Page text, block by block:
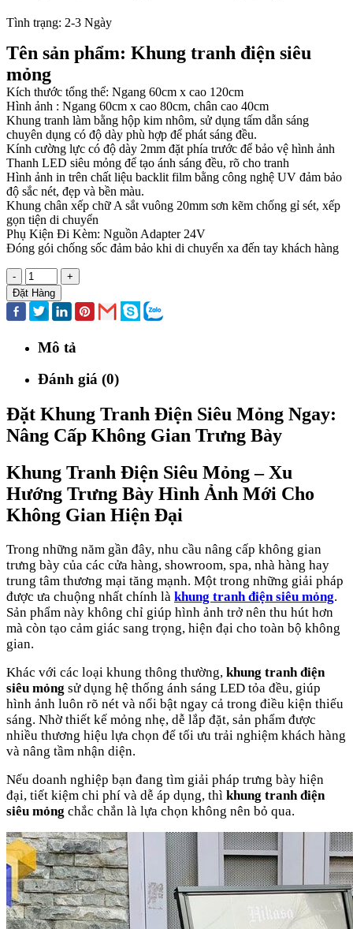
Tình trạng: 2-3 Ngày
Tên sản phẩm: Khung tranh điện siêu
mỏng
Kích thước tổng thể: Ngang 60cm x cao 120cm
Hình ảnh : Ngang 60cm x cao 80cm, chân cao 40cm
Khung tranh làm bằng hộp kim nhôm, sử dụng tấm dẫn sáng
chuyên dụng có độ dày phù hợp để phát sáng đều.
Kính cường lực có độ dày 2mm đặt phía trước để bảo vệ hình ảnh
Thanh LED siêu mỏng để tạo ánh sáng đều, rõ cho tranh
Hình ảnh in trên chất liệu backlit film bằng công nghệ UV đảm bảo
độ sắc nét, đẹp và bền màu.
Khung chân xếp chữ A sắt vuông 20mm sơn kẽm chống gỉ sét, xếp
gọn tiện di chuyển
Phụ Kiện Đi Kèm: Nguồn Adapter 24V
Đóng gói chống sốc đảm bảo khi di chuyển xa đến tay khách hàng
-
+
Đặt Hàng
Mô tả
Đánh giá (0)
Đặt Khung Tranh Điện Siêu Mỏng Ngay:
Nâng Cấp Không Gian Trưng Bày
Khung Tranh Điện Siêu Mỏng – Xu
Hướng Trưng Bày Hình Ảnh Mới Cho
Không Gian Hiện Đại
Trong những năm gần đây, nhu cầu nâng cấp không gian
trưng bày của các cửa hàng, showroom, spa, nhà hàng hay
trung tâm thương mại tăng mạnh. Một trong những giải pháp
được ưa chuộng nhất chính là khung tranh điện siêu mỏng.
Sản phẩm này không chỉ giúp hình ảnh trở nên thu hút hơn
mà còn tạo cảm giác sang trọng, hiện đại cho toàn bộ không
gian.
Khác với các loại khung thông thường, khung tranh điện
siêu mỏng sử dụng hệ thống ánh sáng LED tỏa đều, giúp
hình ảnh luôn rõ nét và nổi bật ngay cả trong điều kiện thiếu
sáng. Nhờ thiết kế mỏng nhẹ, dễ lắp đặt, sản phẩm được
nhiều thương hiệu lựa chọn để tối ưu trải nghiệm khách hàng
và nâng tầm nhận diện.
Nếu doanh nghiệp bạn đang tìm giải pháp trưng bày hiện
đại, tiết kiệm chi phí và dễ áp dụng, thì khung tranh điện
siêu mỏng chắc chắn là lựa chọn không nên bỏ qua.